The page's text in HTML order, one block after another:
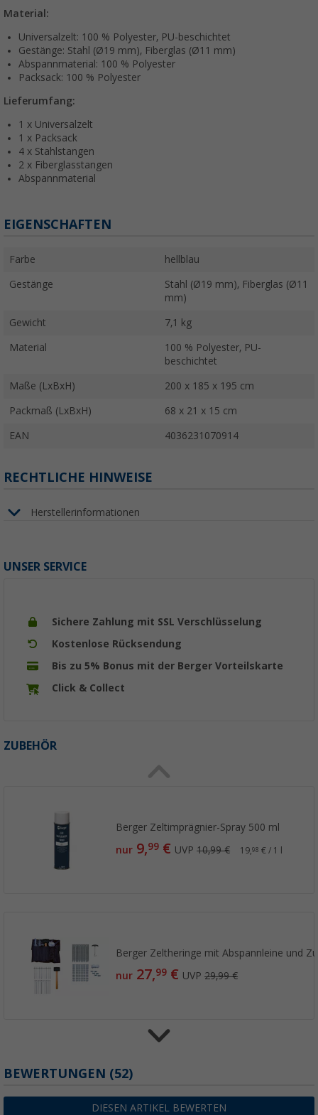
Material:
Universalzelt: 100 % Polyester, PU-beschichtet
Gestänge: Stahl (Ø19 mm), Fiberglas (Ø11 mm)
Abspannmaterial: 100 % Polyester
Packsack: 100 % Polyester
Lieferumfang:
1 x Universalzelt
1 x Packsack
4 x Stahlstangen
2 x Fiberglasstangen
Abspannmaterial
EIGENSCHAFTEN
Farbe hellblau
Gestänge
Stahl (Ø19 mm), Fiberglas (Ø11
mm)
Gewicht 7,1 kg
Material
100 % Polyester, PU-
beschichtet
Maße (LxBxH) 200 x 185 x 195 cm
Packmaß (LxBxH) 68 x 21 x 15 cm
EAN 4036231070914
RECHTLICHE HINWEISE
Herstellerinformationen
UNSER SERVICE
Sichere Zahlung mit SSL Verschlüsselung
Kostenlose Rücksendung
Bis zu 5% Bonus mit der Berger Vorteilskarte
Click & Collect
ZUBEHÖR
Berger Zeltimprägnier-Spray 500 ml
nur 9,99 € UVP10,99 € 19,98 € / 1 l
Berger Zeltheringe mit Abspannleine und
nur 27,99 € UVP29,99 €
Weitere Ausführungen erhältlich
BEWERTUNGEN (52)
DIESEN ARTIKEL BEWERTEN